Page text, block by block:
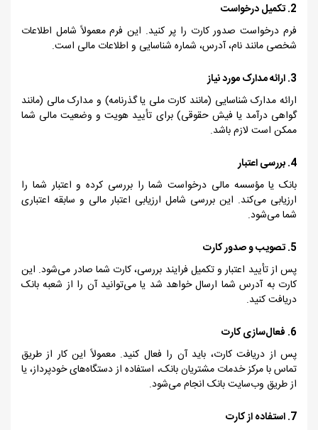
2. تکمیل درخواست
فرم درخواست صدور کارت را پر کنید. این فرم معمولاً شامل اطلاعات
شخصی مانند نام، آدرس، شماره شناسایی و اطلاعات مالی است.
3. ارائه مدارک مورد نیاز
ارائه مدارک شناسایی (مانند کارت ملی یا گذرنامه) و مدارک مالی (مانند
گواهی درآمد یا فیش حقوقی) برای تأیید هویت و وضعیت مالی شما
ممکن است لازم باشد.
4. بررسی اعتبار
بانک یا مؤسسه مالی درخواست شما را بررسی کرده و اعتبار شما را
ارزیابی می‌کند. این بررسی شامل ارزیابی اعتبار مالی و سابقه اعتباری
شما می‌شود.
5. تصویب و صدور کارت
پس از تأیید اعتبار و تکمیل فرایند بررسی، کارت شما صادر می‌شود. این
کارت به آدرس شما ارسال خواهد شد یا می‌توانید آن را از شعبه بانک
دریافت کنید.
6. فعال‌سازی کارت
پس از دریافت کارت، باید آن را فعال کنید. معمولاً این کار از طریق
تماس با مرکز خدمات مشتریان بانک، استفاده از دستگاه‌های خودپرداز، یا
از طریق وب‌سایت بانک انجام می‌شود.
7. استفاده از کارت